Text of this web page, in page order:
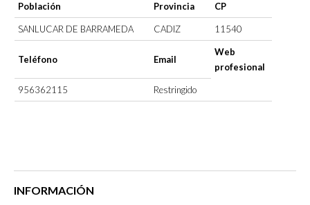
Población Provincia CP
SANLUCAR DE BARRAMEDA CADIZ 11540
Teléfono Email
Web
profesional
956362115 Restringido
INFORMACIÓN